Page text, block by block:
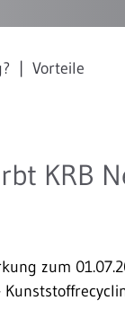
Vorteile
KRB
zum